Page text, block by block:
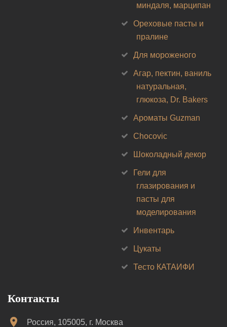
миндаля, марципан
Ореховые пасты и
пралине
Для мороженого
Агар, пектин, ваниль
натуральная,
глюкоза, Dr. Bakers
Ароматы Guzman
Chocovic
Шоколадный декор
Гели для
глазирования и
пасты для
моделирования
Инвентарь
Цукаты
Тесто КАТАИФИ
Контакты
Россия, 105005, г. Москва